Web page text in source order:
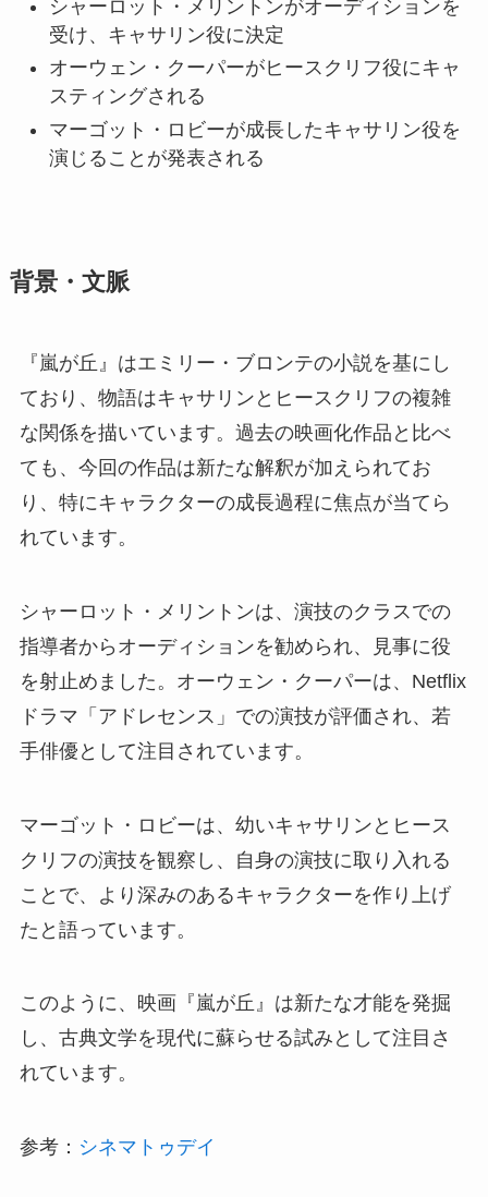
シャーロット・メリントンがオーディションを
受け、キャサリン役に決定
オーウェン・クーパーがヒースクリフ役にキャ
スティングされる
マーゴット・ロビーが成長したキャサリン役を
演じることが発表される
背景・文脈
『嵐が丘』はエミリー・ブロンテの小説を基にし
ており、物語はキャサリンとヒースクリフの複雑
な関係を描いています。過去の映画化作品と比べ
ても、今回の作品は新たな解釈が加えられてお
り、特にキャラクターの成長過程に焦点が当てら
れています。
シャーロット・メリントンは、演技のクラスでの
指導者からオーディションを勧められ、見事に役
を射止めました。オーウェン・クーパーは、Netflix
ドラマ「アドレセンス」での演技が評価され、若
手俳優として注目されています。
マーゴット・ロビーは、幼いキャサリンとヒース
クリフの演技を観察し、自身の演技に取り入れる
ことで、より深みのあるキャラクターを作り上げ
たと語っています。
このように、映画『嵐が丘』は新たな才能を発掘
し、古典文学を現代に蘇らせる試みとして注目さ
れています。
参考： シネマトゥデイ